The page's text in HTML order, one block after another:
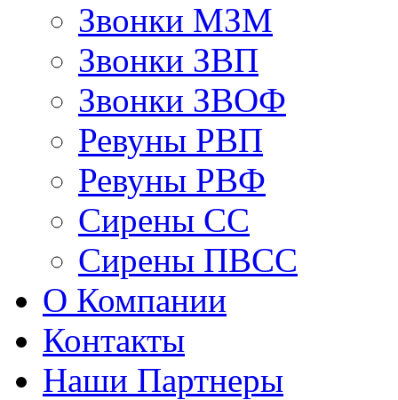
Звонки МЗМ
Звонки ЗВП
Звонки ЗВОФ
Ревуны РВП
Ревуны РВФ
Сирены СС
Сирены ПВСС
О Компании
Контакты
Наши Партнеры